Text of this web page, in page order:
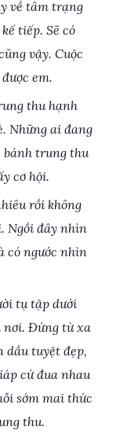
về tâm trạng
tiếp. Sẽ có
vậy. Cuộc
em.
thu hạnh
Những ai đang
bánh trung thu
cơ hội.
rồi không
Ngồi đây nhìn
có ngước nhìn
tụ tập dưới
nơi. Đứng từ xa
dầu tuyệt đẹp,
cứ đua nhau
sớm mai thức
thu.